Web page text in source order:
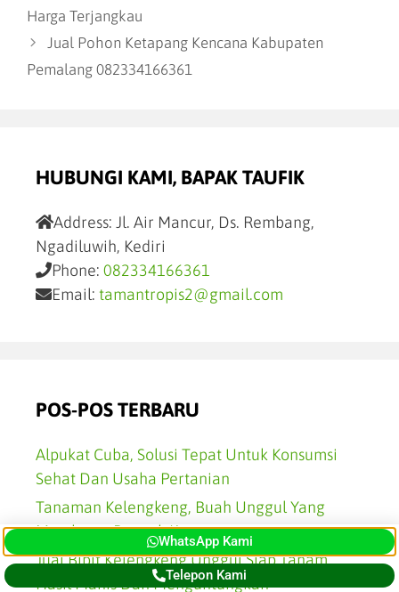
Harga Terjangkau
Jual Pohon Ketapang Kencana Kabupaten
Pemalang 082334166361
HUBUNGI KAMI, BAPAK TAUFIK
Address: Jl. Air Mancur, Ds. Rembang,
Ngadiluwih, Kediri
Phone: 082334166361
Email: tamantropis2@gmail.com
POS-POS TERBARU
Alpukat Cuba, Solusi Tepat Untuk Konsumsi
Sehat Dan Usaha Pertanian
Tanaman Kelengkeng, Buah Unggul Yang
Membawa Banyak Keuntungan
Jual Bibit Kelengkeng Unggul Siap Tanam,
Hasil Manis Dan Menguntungkan
WhatsApp Kami
Telepon Kami